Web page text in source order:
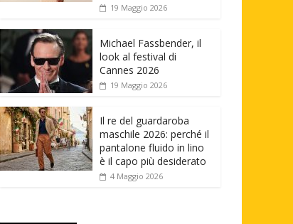
19 Maggio 2026
Michael Fassbender, il
look al festival di
Cannes 2026
19 Maggio 2026
Il re del guardaroba
maschile 2026: perché il
pantalone fluido in lino
è il capo più desiderato
4 Maggio 2026